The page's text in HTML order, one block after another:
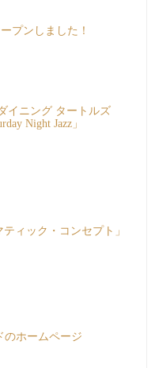
プンしました！
イニング タートルズ
Night Jazz」
ティック・コンセプト」
のホームページ